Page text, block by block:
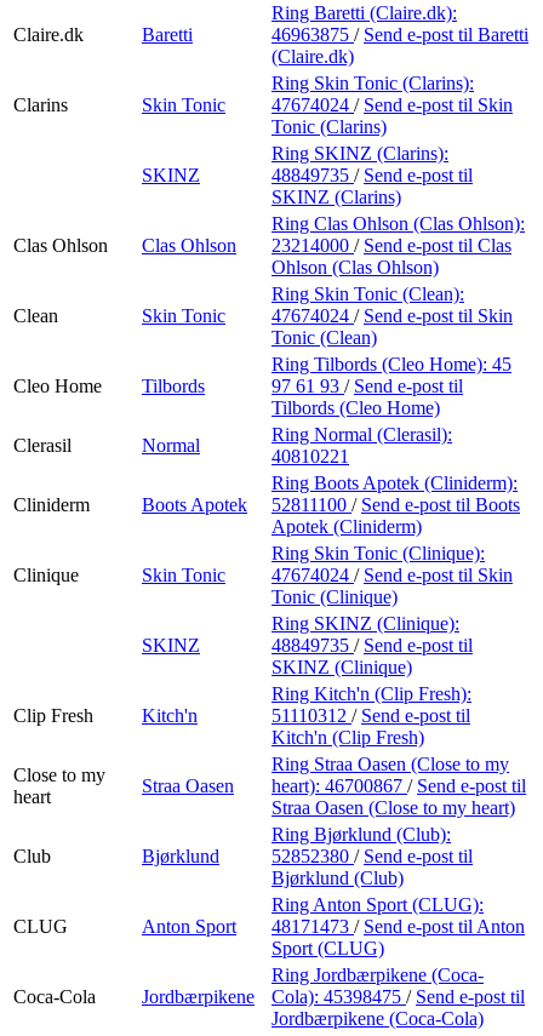
Claire.dk Baretti
Ring Baretti (Claire.dk):
46963875 / Send e-post til Baretti
(Claire.dk)
Clarins Skin Tonic
Ring Skin Tonic (Clarins):
47674024 / Send e-post til Skin
Tonic (Clarins)
SKINZ
Ring SKINZ (Clarins):
48849735 / Send e-post til
SKINZ (Clarins)
Clas Ohlson Clas Ohlson
Ring Clas Ohlson (Clas Ohlson):
23214000 / Send e-post til Clas
Ohlson (Clas Ohlson)
Clean Skin Tonic
Ring Skin Tonic (Clean):
47674024 / Send e-post til Skin
Tonic (Clean)
Cleo Home Tilbords
Ring Tilbords (Cleo Home): 45
97 61 93 / Send e-post til
Tilbords (Cleo Home)
Clerasil
Normal
Ring Normal (Clerasil):
40810221
Cliniderm Boots Apotek
Ring Boots Apotek (Cliniderm):
52811100 / Send e-post til Boots
Apotek (Cliniderm)
Clinique Skin Tonic
Ring Skin Tonic (Clinique):
47674024 / Send e-post til Skin
Tonic (Clinique)
SKINZ
Ring SKINZ (Clinique):
48849735 / Send e-post til
SKINZ (Clinique)
Clip Fresh Kitch'n
Ring Kitch'n (Clip Fresh):
51110312 / Send e-post til
Kitch'n (Clip Fresh)
Close to my
heart
Straa Oasen
Ring Straa Oasen (Close to my
heart): 46700867 / Send e-post til
Straa Oasen (Close to my heart)
Club Bjørklund
Ring Bjørklund (Club):
52852380 / Send e-post til
Bjørklund (Club)
CLUG Anton Sport
Ring Anton Sport (CLUG):
48171473 / Send e-post til Anton
Sport (CLUG)
Coca-Cola Jordbærpikene
Ring Jordbærpikene (Coca-
Cola): 45398475 / Send e-post til
Jordbærpikene (Coca-Cola)